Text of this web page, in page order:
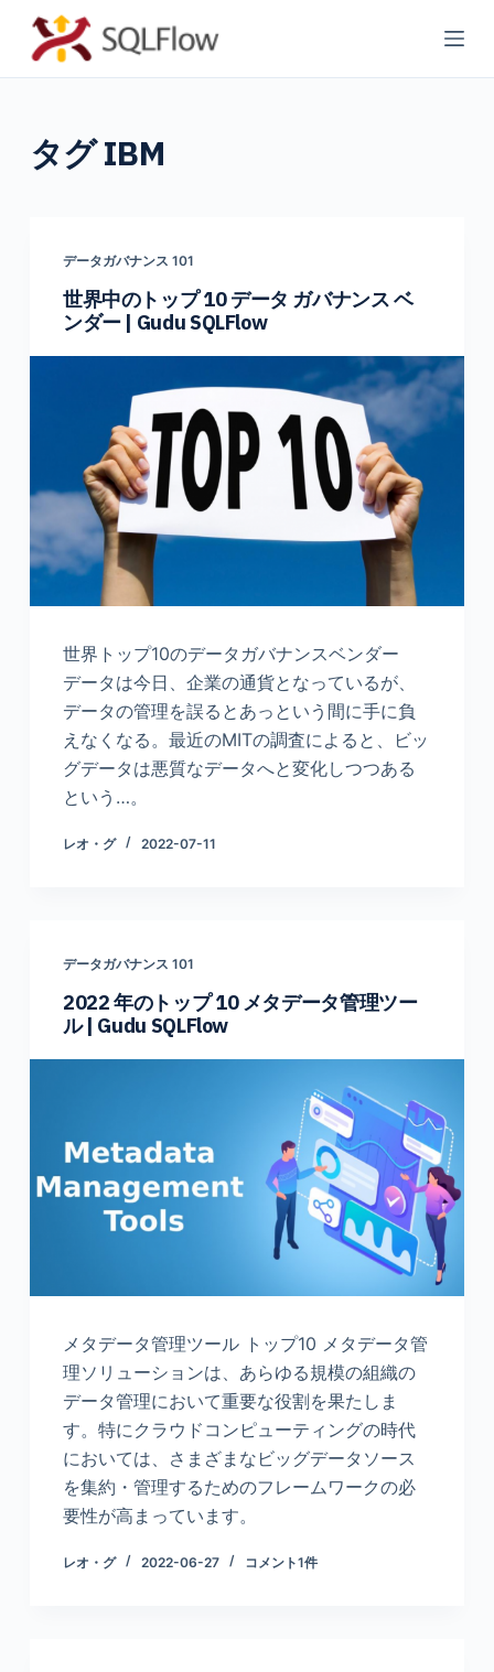
コ
ン
ツ
へ
タグIBM
データガバナンス 101
世界中のトップ 10 データ ガバナンス ベ
ンダー | Gudu SQLFlow
世界トップ10のデータガバナンスベンダー
データは今日、企業の通貨となっているが、
データの管理を誤るとあっという間に手に負
えなくなる。最近のMITの調査によると、ビッ
グデータは悪質なデータへと変化しつつある
という…。
レオ・グ 2022-07-11
データガバナンス 101
2022 年のトップ 10 メタデータ管理ツー
ル | Gudu SQLFlow
メタデータ管理ツール トップ10 メタデータ管
理ソリューションは、あらゆる規模の組織の
データ管理において重要な役割を果たしま
す。特にクラウドコンピューティングの時代
においては、さまざまなビッグデータソース
を集約・管理するためのフレームワークの必
要性が高まっています。
レオ・グ 2022-06-27 コメント1件